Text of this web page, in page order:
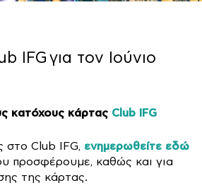
IFG για τον Ιούνιο
κατόχους κάρτας Club IFG
στο Club IFG, ενημερωθείτε εδώ
προσφέρουμε, καθώς και για
της κάρτας.